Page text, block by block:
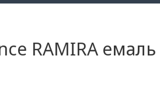
RAMIRA емаль